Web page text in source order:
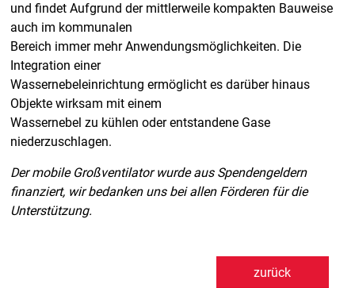
und findet Aufgrund der mittlerweile kompakten Bauweise
auch im kommunalen
Bereich immer mehr Anwendungsmöglichkeiten. Die
Integration einer
Wassernebeleinrichtung ermöglicht es darüber hinaus
Objekte wirksam mit einem
Wassernebel zu kühlen oder entstandene Gase
niederzuschlagen.
Der mobile Großventilator wurde aus Spendengeldern
finanziert, wir bedanken uns bei allen Förderen für die
Unterstützung.
zurück